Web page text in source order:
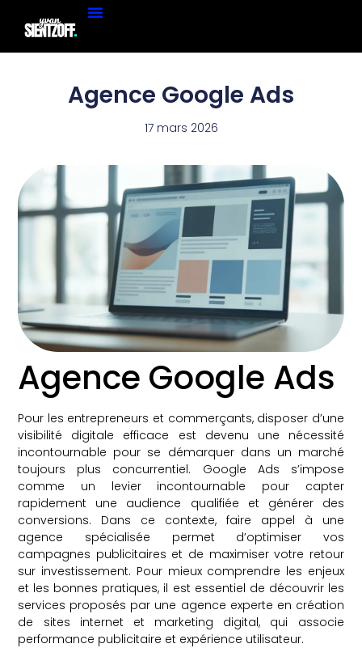
Agence Google Ads
17 mars 2026
Agence Google Ads
Pour les entrepreneurs et commerçants, disposer d’une
visibilité digitale efficace est devenu une nécessité
incontournable pour se démarquer dans un marché
toujours plus concurrentiel. Google Ads s’impose
comme un levier incontournable pour capter
rapidement une audience qualifiée et générer des
conversions. Dans ce contexte, faire appel à une
agence spécialisée permet d’optimiser vos
campagnes publicitaires et de maximiser votre retour
sur investissement. Pour mieux comprendre les enjeux
et les bonnes pratiques, il est essentiel de découvrir les
services proposés par une agence experte en création
de sites internet et marketing digital, qui associe
performance publicitaire et expérience utilisateur.